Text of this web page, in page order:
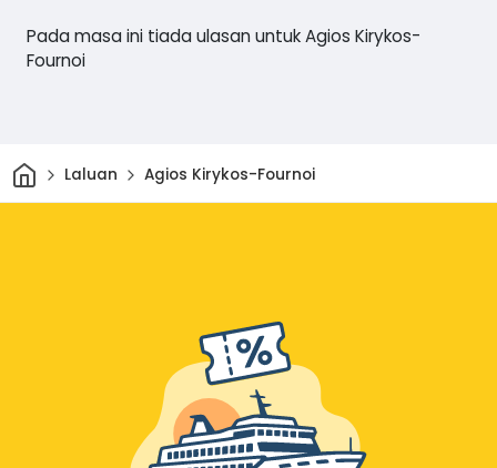
Pada masa ini tiada ulasan untuk Agios Kirykos-
Fournoi
Rumah
Laluan Agios Kirykos-Fournoi